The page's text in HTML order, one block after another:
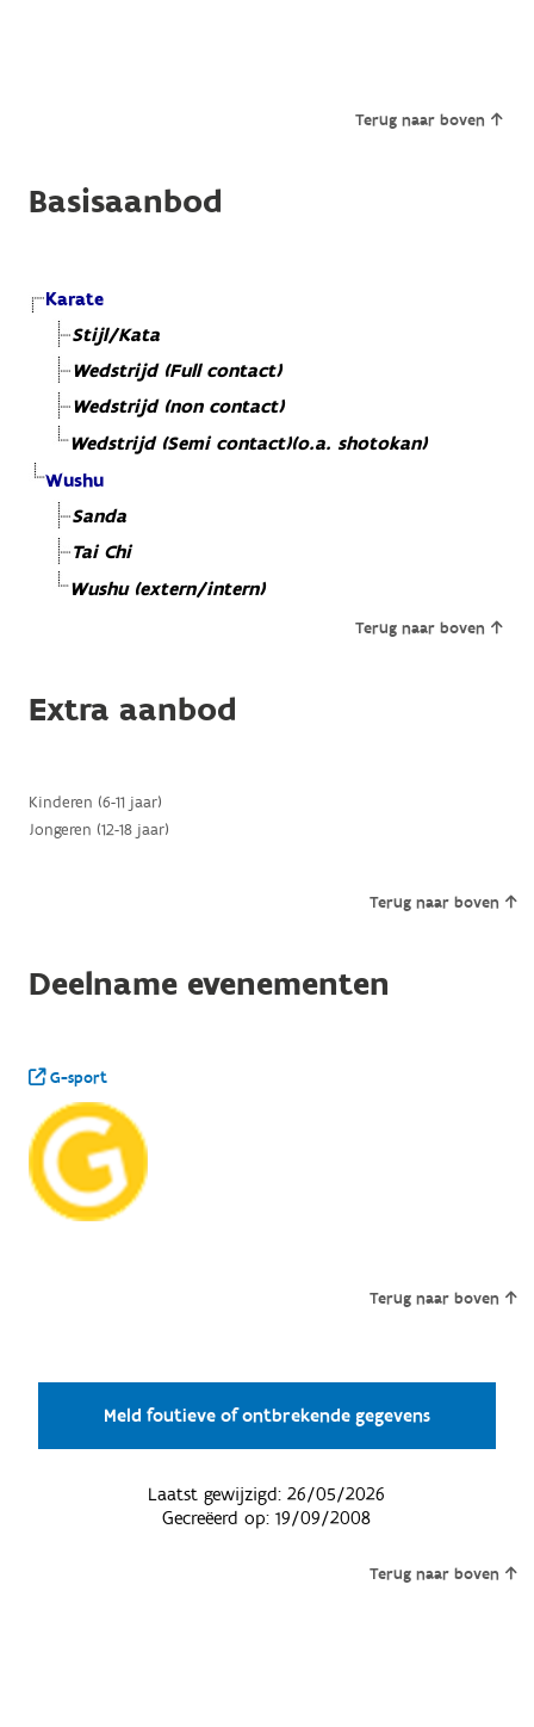
Terug naar boven
Basisaanbod
Karate
Stijl/Kata
Wedstrijd (Full contact)
Wedstrijd (non contact)
Wedstrijd (Semi contact)(o.a. shotokan)
Wushu
Sanda
Tai Chi
Wushu (extern/intern)
Terug naar boven
Extra aanbod
Kinderen (6-11 jaar)
Jongeren (12-18 jaar)
Terug naar boven
Deelname evenementen
G-sport
Terug naar boven
Meld foutieve of ontbrekende gegevens
Laatst gewijzigd:26/05/2026
Gecreëerd op:19/09/2008
Terug naar boven